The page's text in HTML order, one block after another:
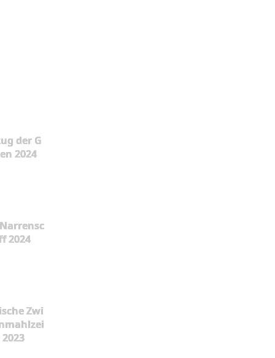
der G
2024
2024
Zwi